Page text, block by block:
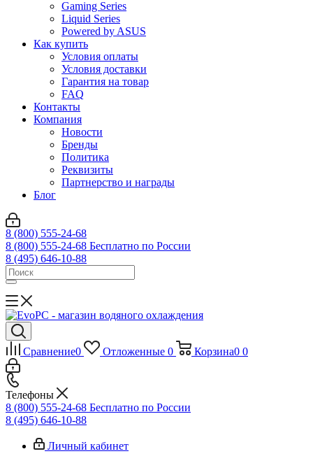
Gaming Series
Liquid Series
Powered by ASUS
Как купить
Условия оплаты
Условия доставки
Гарантия на товар
FAQ
Контакты
Компания
Новости
Бренды
Политика
Реквизиты
Партнерство и награды
Блог
8 (800) 555-24-68
8 (800) 555-24-68 Бесплатно по России
8 (495) 646-10-88
Сравнение0 Отложенные 0 Корзина0 0
Телефоны
8 (800) 555-24-68 Бесплатно по России
8 (495) 646-10-88
Личный кабинет